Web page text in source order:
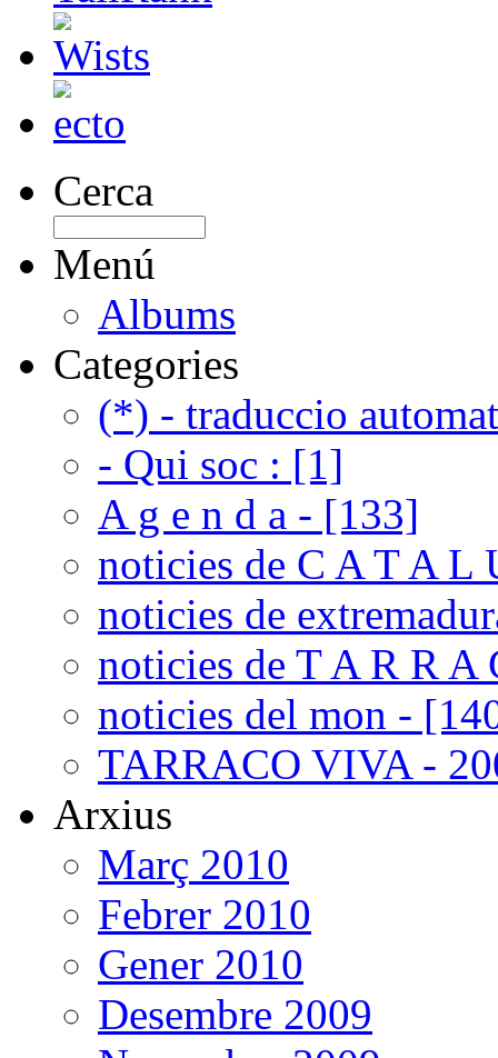
Cerca
Menú
Albums
Categories
(*) - traduccio
- Qui soc : [1]
A g e n d a - [133]
noticies de C A T A L
noticies de
noticies de T A R R A
noticies del mon -
TARRACO VIVA -
Arxius
Març 2010
Febrer 2010
Gener 2010
Desembre 2009